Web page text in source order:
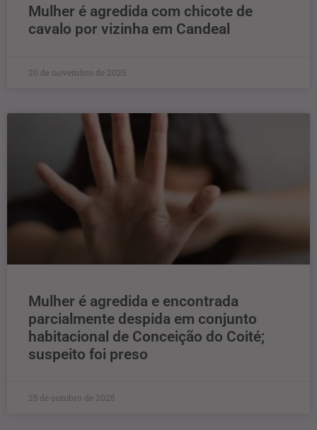
Mulher é agredida com chicote de
cavalo por vizinha em Candeal
20 de novembro de 2025
Mulher é agredida e encontrada
parcialmente despida em conjunto
habitacional de Conceição do Coité;
suspeito foi preso
25 de outubro de 2025